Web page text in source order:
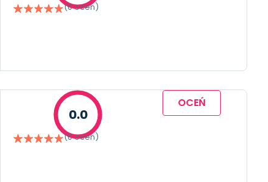
(0 ocen)
0.0
(0 ocen)
OCEŃ